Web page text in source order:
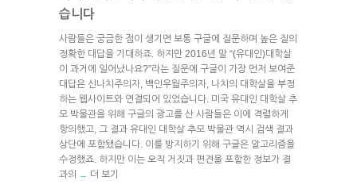
습니다
사람들은 궁금한 점이 생기면 보통 구글에 질문하며 높은 질의
정확한 대답을 기대하죠. 하지만 2016년 말 “(유대인)대학살
이 과거에 일어났나요?”라는 질문에 구글이 가장 먼저 보여준
대답은 신나치주의자, 백인우월주의자, 나치의 대학살을 부정
하는 웹사이트와 연결되어 있었습니다. 미국 유대인 대학살 추
모 박물관을 위해 구글의 광고를 산 사람들은 이에 격렬하게
항의했고, 그 결과 유대인 대학살 추모 박물관 역시 검색 결과
상단에 포함됐습니다. 이를 방지하기 위해 구글은 알고리즘을
수정했죠. 하지만 이는 오직 거짓과 편견을 포함한 정보가 결
과의
→ 더 보기